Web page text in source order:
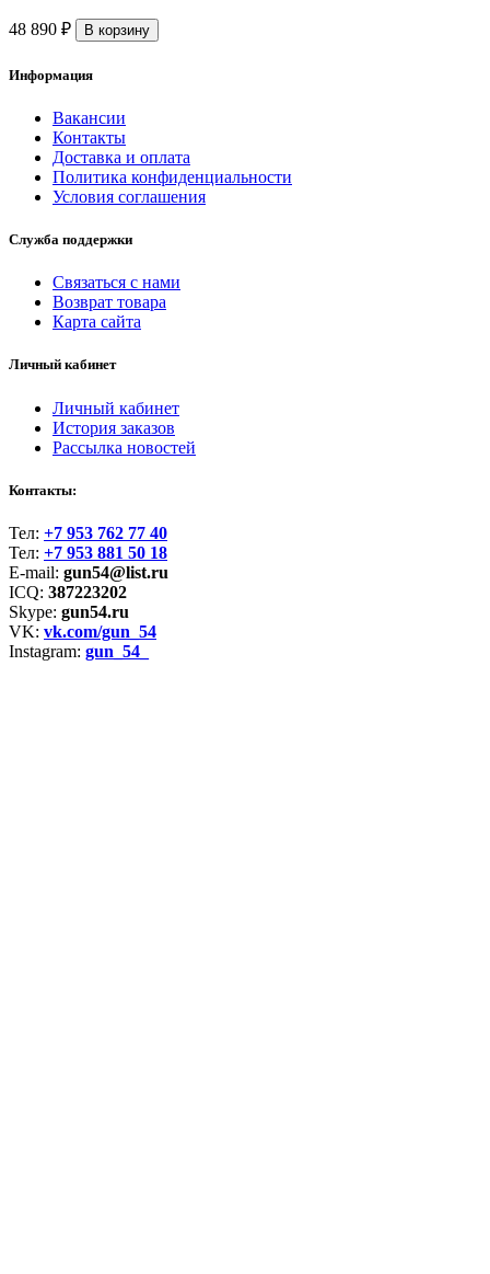
48 890 ₽ В корзину
Информация
Вакансии
Контакты
Доставка и оплата
Политика конфиденциальности
Условия соглашения
Служба поддержки
Связаться с нами
Возврат товара
Карта сайта
Личный кабинет
Личный кабинет
История заказов
Рассылка новостей
Контакты:
Тел: +7 953 762 77 40
Тел: +7 953 881 50 18
E-mail: gun54@list.ru
ICQ: 387223202
Skype: gun54.ru
VK: vk.com/gun_54
Instagram: gun_54_